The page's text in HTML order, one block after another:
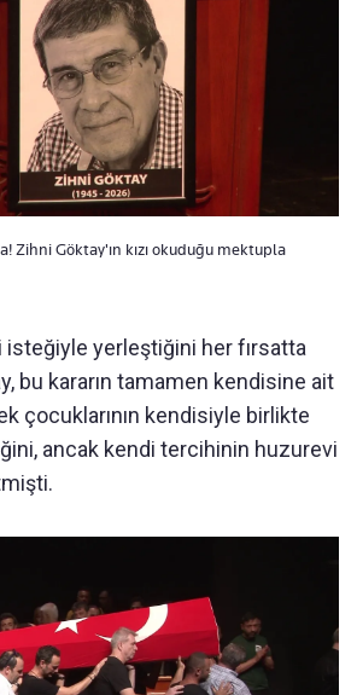
Zihni Göktay'ın kızı okuduğu mektupla
yerleştiğini her fırsatta
bu kararın tamamen kendisine ait
çocuklarının kendisiyle birlikte
ancak kendi tercihinin huzurevi